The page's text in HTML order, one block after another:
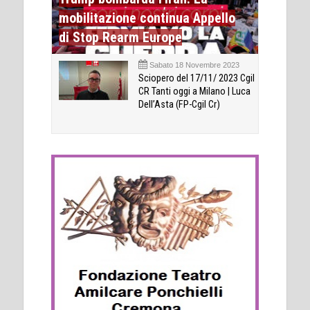
mobilitazione continua Appello
di Stop Rearm Europe
Sabato 18 Novembre 2023
Sciopero del 17/11/ 2023 Cgil
CR Tanti oggi a Milano | Luca
Dell’Asta (FP-Cgil Cr)